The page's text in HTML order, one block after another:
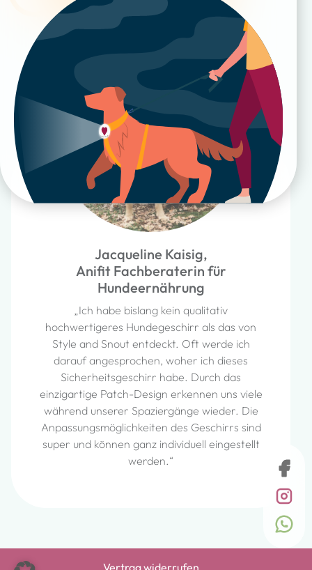
Jacqueline Kaisig,
Anifit Fachberaterin für
Hundeernährung
„Ich habe bislang kein qualitativ
hochwertigeres Hundegeschirr als das von
Style and Snout entdeckt. Oft werde ich
darauf angesprochen, woher ich dieses
Sicherheitsgeschirr habe. Durch das
einzigartige Patch-Design erkennen uns viele
während unserer Spaziergänge wieder. Die
Anpassungsmöglichkeiten des Geschirrs sind
super und können ganz individuell eingestellt
werden.“